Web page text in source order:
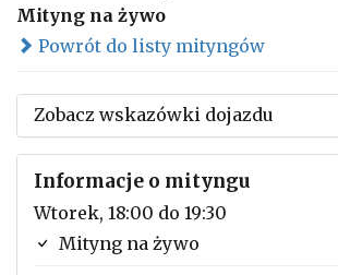
Mityng na żywo
Powrót do listy mityngów
Zobacz wskazówki dojazdu
Informacje o mityngu
Wtorek, 18:00 do 19:30
Mityng na żywo